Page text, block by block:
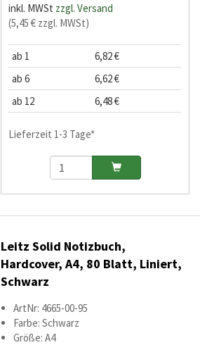
inkl. MWSt zzgl. Versand
(5,45 € zzgl. MWSt)
ab 1
6,82 €
ab 6
6,62 €
ab 12
6,48 €
Lieferzeit 1-3 Tage*
Leitz Solid Notizbuch,
Hardcover, A4, 80 Blatt, Liniert,
Schwarz
ArtNr: 4665-00-95
Farbe: Schwarz
Größe: A4